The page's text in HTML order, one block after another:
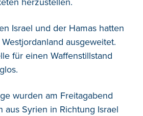
Israel und der Hamas hatten
ausgeweitet.
für einen Waffenstillstand
wurden am Freitagabend
aus Syrien in Richtung Israel